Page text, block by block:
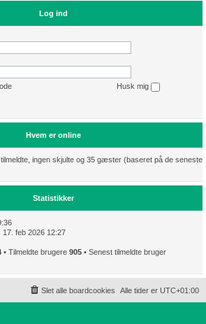
Log ind
Husk mig
Hvem er online
ingen skjulte og 35 gæster (baseret på de seneste
Statistikker
, 17. feb 2026 12:27
• Tilmeldte brugere 905 • Senest tilmeldte bruger
Alle tider er UTC+01:00
Slet alle boardcookies